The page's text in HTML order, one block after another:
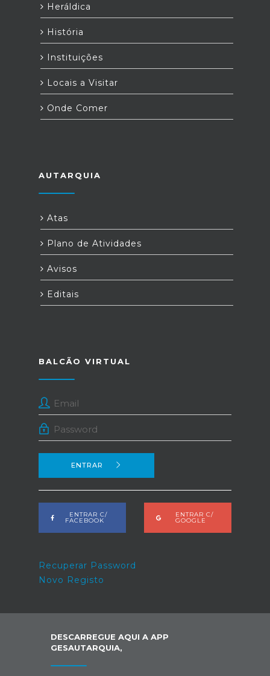
Heráldica
História
Instituições
Locais a Visitar
Onde Comer
AUTARQUIA
Atas
Plano de Atividades
Avisos
Editais
BALCÃO VIRTUAL
ENTRAR
ENTRAR C/
FACEBOOK
ENTRAR C/
GOOGLE
Recuperar Password
Novo Registo
DESCARREGUE AQUI A APP
GESAUTARQUIA,